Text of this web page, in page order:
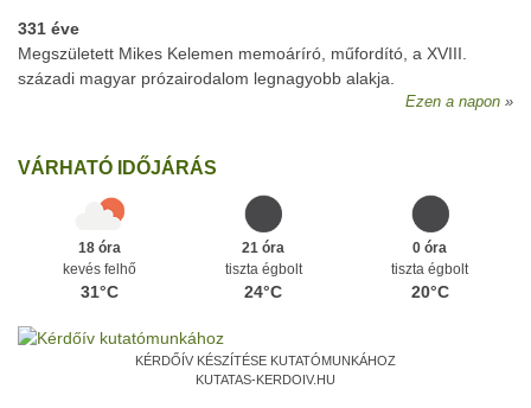
331 éve
Megszületett Mikes Kelemen memoáríró, műfordító, a XVIII.
századi magyar prózairodalom legnagyobb alakja.
Ezen a napon
VÁRHATÓ IDŐJÁRÁS
18 óra
kevés felhő
31°C
21 óra
tiszta égbolt
24°C
0 óra
tiszta égbolt
20°C
KÉRDŐÍV KÉSZÍTÉSE KUTATÓMUNKÁHOZ
KUTATAS-KERDOIV.HU